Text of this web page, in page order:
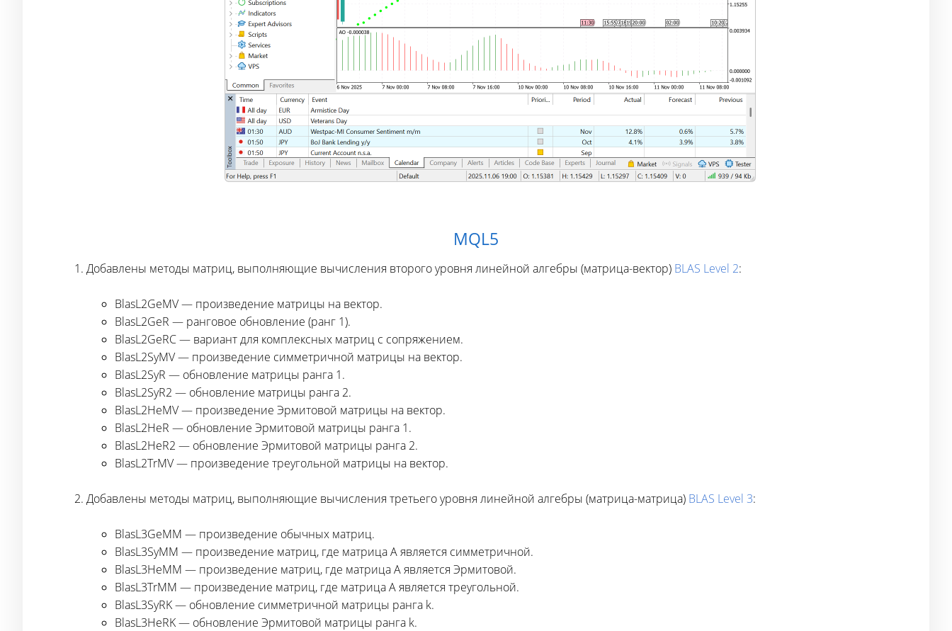
MQL5
Добавлены методы матриц, выполняющие вычисления второго уровня линейной алгебры (матрица-вектор) BLAS Level 2:
BlasL2GeMV — произведение матрицы на вектор.
BlasL2GeR — ранговое обновление (ранг 1).
BlasL2GeRC — вариант для комплексных матриц с сопряжением.
BlasL2SyMV — произведение симметричной матрицы на вектор.
BlasL2SyR — обновление матрицы ранга 1.
BlasL2SyR2 — обновление матрицы ранга 2.
BlasL2HeMV — произведение Эрмитовой матрицы на вектор.
BlasL2HeR — обновление Эрмитовой матрицы ранга 1.
BlasL2HeR2 — обновление Эрмитовой матрицы ранга 2.
BlasL2TrMV — произведение треугольной матрицы на вектор.
Добавлены методы матриц, выполняющие вычисления третьего уровня линейной алгебры (матрица-матрица) BLAS Level 3:
BlasL3GeMM — произведение обычных матриц.
BlasL3SyMM — произведение матриц, где матрица A является симметричной.
BlasL3HeMM — произведение матриц, где матрица A является Эрмитовой.
BlasL3TrMM — произведение матриц, где матрица A является треугольной.
BlasL3SyRK — обновление симметричной матрицы ранга k.
BlasL3HeRK — обновление Эрмитовой матрицы ранга k.